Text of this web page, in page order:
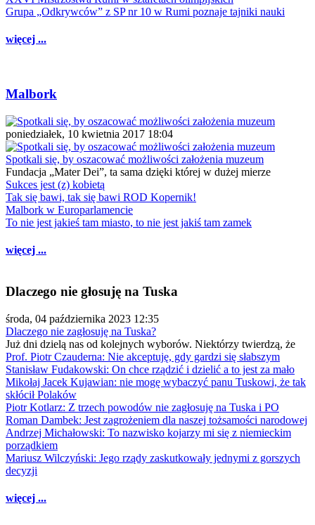
Grupa „Odkrywców” z SP nr 10 w Rumi poznaje tajniki nauki
więcej ...
Malbork
poniedziałek, 10 kwietnia 2017 18:04
Spotkali się, by oszacować możliwości założenia muzeum
Fundacja „Mater Dei”, ta sama dzięki której w dużej mierze
Sukces jest (z) kobietą
Tak się bawi, tak się bawi ROD Kopernik!
Malbork w Europarlamencie
To nie jest jakieś tam miasto, to nie jest jakiś tam zamek
więcej ...
Dlaczego nie głosuję na Tuska
środa, 04 października 2023 12:35
Dlaczego nie zagłosuję na Tuska?
Już dni dzielą nas od kolejnych wyborów. Niektórzy twierdzą, że
Prof. Piotr Czauderna: Nie akceptuję, gdy gardzi się słabszym
Stanisław Fudakowski: On chce rządzić i dzielić a to jest za mało
Mikołaj Jacek Kujawian: nie mogę wybaczyć panu Tuskowi, że tak
skłócił Polaków
Piotr Kotlarz: Z trzech powodów nie zagłosuję na Tuska i PO
Roman Dambek: Jest zagrożeniem dla naszej tożsamości narodowej
Andrzej Michałowski: To nazwisko kojarzy mi się z niemieckim
porządkiem
Mariusz Wilczyński: Jego rządy zaskutkowały jednymi z gorszych
decyzji
więcej ...